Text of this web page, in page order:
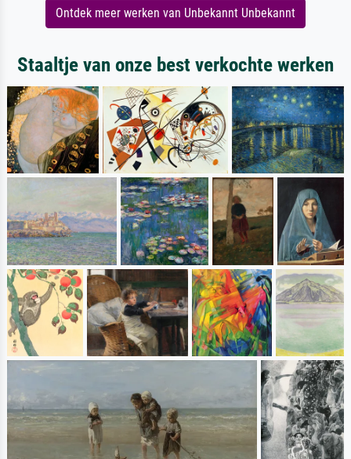
Ontdek meer werken van Unbekannt Unbekannt
Staaltje van onze best verkochte werken